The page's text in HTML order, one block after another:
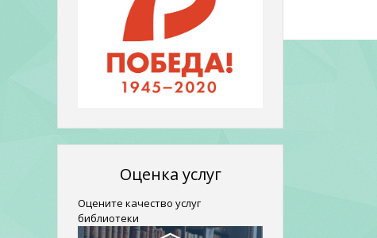
Оценка услуг
Оцените качество услуг
библиотеки